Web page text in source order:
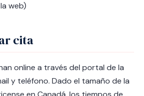
web)
cita
online a través del portal de la
y teléfono. Dado el tamaño de la